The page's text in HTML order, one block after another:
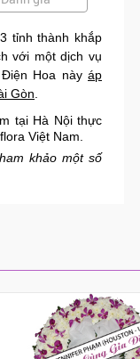
tỉnh thành khắp
với một dịch vụ
Hoa này áp
Gòn
tại Hà Nộithực
Việt Nam
khảo một số